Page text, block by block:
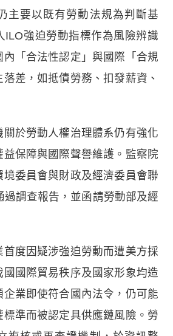
主要以既有勞動法規為判斷基
ILO強迫勞動指標作為風險辨識
「合法性認定」與國際「合規
差，如抵債勞務、扣發薪資、
關於勞動人權治理體系仍有強化
益保障與國際聲譽維護。監察院
委員會與財政及經濟委員會聯
過調查報告，並函請勞動部及經
首度因疑涉強迫勞動而遭美方採
國際貿易秩序及國家形象均造
企業即使符合國內法令，仍可能
標準而被認定具供應鏈風險。勞